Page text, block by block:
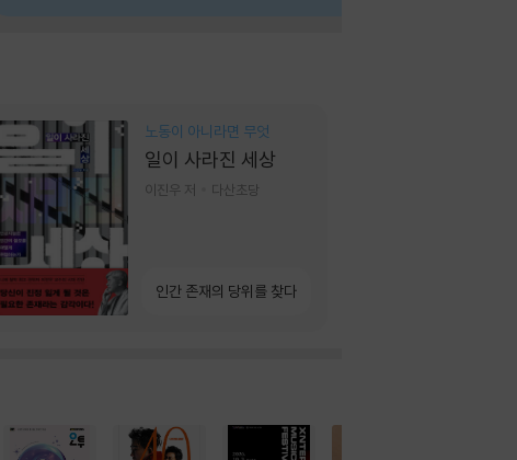
노동이 아니라면 무엇
일이 사라진 세상
이진우 저 다산초당
인간 존재의 당위를 찾다